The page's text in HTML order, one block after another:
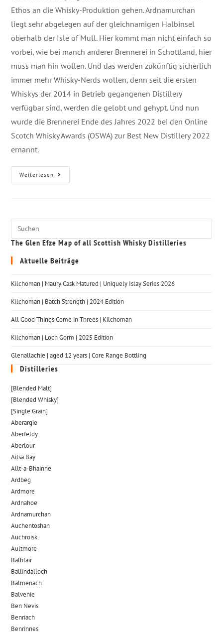
Ethos an die Whisky-Produktion gehen. Ardnamurchan
liegt sehr abgelegen auf der gleichnamigen Halbinsel
oberhalb der Isle of Mull. Hier kommt man nicht einfach so
vorbei, wie bei manch anderer Brennerei in Schottland, hier
muss man hin wollen. Und das werden zukünftig sicherlich
immer mehr Whisky-Nerds wollen, denn seit die ersten
Whiskys der 2014 in Betrieb gegangenen Distillery
verfügbar sind, werden die gelobt und gehypt. Und nun
wurde die Brennerei Ende des Jahres 2022 bei den Online
Scotch Whisky Awards (OSWA) zur Best New Distillery 2022
ernannt.
Weiterlesen
The Glen Efze Map of all Scottish Whisky Distilleries
Aktuelle Beiträge
Kilchoman | Maury Cask Matured | Uniquely Islay Series 2026
Kilchoman | Batch Strength | 2024 Edition
All Good Things Come in Threes | Kilchoman
Kilchoman | Loch Gorm​ | 2025 Edition
Glenallachie | aged 12 years | Core Range Bottling
Distilleries
[Blended Malt]
[Blended Whisky]
[Single Grain]
Aberargie
Aberfeldy
Aberlour
Ailsa Bay
Allt-a-Bhainne
Ardbeg
Ardmore
Ardnahoe
Ardnamurchan
Auchentoshan
Auchroisk
Aultmore
Balblair
Ballindalloch
Balmenach
Balvenie
Ben Nevis
Benriach
Benrinnes